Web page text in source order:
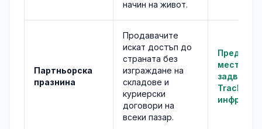
начин на живот.
Партньорска
празнина
Продавачите
искат достъп до
страната без
изграждане на
складове и
куриерски
договори на
всеки пазар.
местно
Trackify,